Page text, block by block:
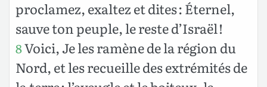
proclamez, exaltez et dites : Éternel,
sauve ton peuple, le reste d’Israël !
8Voici, Je les ramène de la région du
Nord, et les recueille des extrémités de